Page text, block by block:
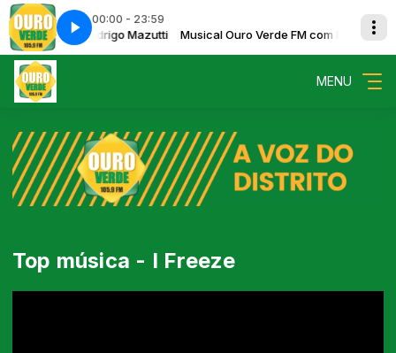
00:00 - 23:59
FM com Rodrigo Mazutti Musical Ouro Verde FM com Rodrigo
- Judge Me Pocahontas Music - Judge Me
MENU
Top música - I Freeze